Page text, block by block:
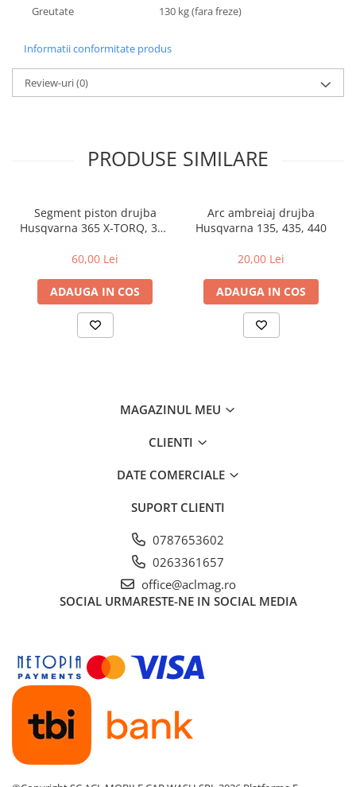
Greutate 130 kg (fara freze)
Informatii conformitate produs
Review-uri(0)
PRODUSE SIMILARE
Segment piston drujba
Husqvarna 365 X-TORQ, 372
60,00 Lei
ADAUGA IN COS
Arc ambreiaj drujba
Husqvarna 135, 435, 440
20,00 Lei
ADAUGA IN COS
MAGAZINUL MEU
CLIENTI
DATE COMERCIALE
SUPORT CLIENTI
0787653602
0263361657
office@aclmag.ro
SOCIAL URMARESTE-NE IN SOCIAL MEDIA